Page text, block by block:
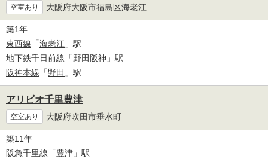
空室あり 大阪府大阪市福島区海老江
築1年
東西線 「海老江 」駅
地下鉄千日前線 「野田阪神 」駅
阪神本線 「野田 」駅
アリビオ千里豊津
空室あり 大阪府吹田市垂水町
築11年
阪急千里線 「豊津 」駅